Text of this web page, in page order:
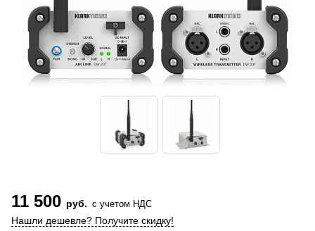
11 500 руб. с учетом НДС
Нашли дешевле? Получите скидку!